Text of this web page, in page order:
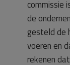
commissie
de
gesteld de
voeren en
rekenen